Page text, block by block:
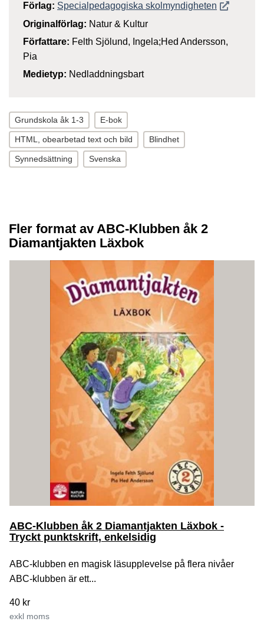
Förlag: Specialpedagogiska skolmyndigheten Öppnas i
Originalförlag: Natur & Kultur
Författare: Felth Sjölund, Ingela;Hed Andersson,
Pia
Medietyp: Nedladdningsbart
Grundskola åk 1-3 E-bok
HTML, obearbetad text och bild Blindhet
Synnedsättning Svenska
Fler format av ABC-Klubben åk 2
Diamantjakten Läxbok
ABC-Klubben åk 2 Diamantjakten Läxbok -
Tryckt punktskrift, enkelsidig
ABC-klubben en magisk läsupplevelse på flera nivåer
ABC-klubben är ett...
40 kr
exkl moms